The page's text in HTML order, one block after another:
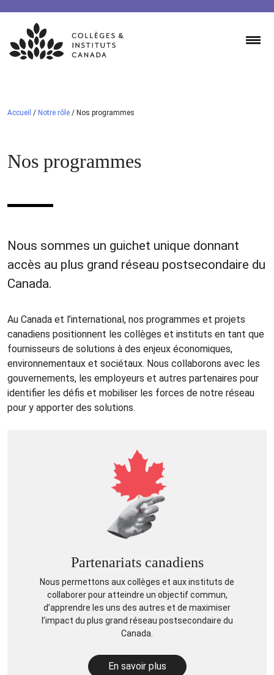
Skip
content
Accueil / Notre rôle / Nos programmes
Nos programmes
Nous sommes un guichet unique donnant
accès au plus grand réseau postsecondaire du
Canada.
Au Canada et l’international, nos programmes et projets
canadiens positionnent les collèges et instituts en tant que
fournisseurs de solutions à des enjeux économiques,
environnementaux et sociétaux. Nous collaborons avec les
gouvernements, les employeurs et autres partenaires pour
identifier les défis et mobiliser les forces de notre réseau
pour y apporter des solutions.
Partenariats canadiens
Nous permettons aux collèges et aux instituts de
collaborer pour atteindre un objectif commun,
d’apprendre les uns des autres et de maximiser
l’impact du plus grand réseau postsecondaire du
Canada.
En savoir plus